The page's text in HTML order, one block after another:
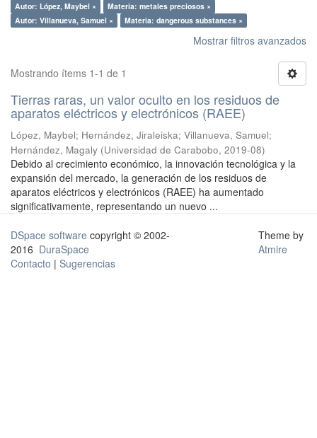
Autor: López, Maybel ×
Materia: metales preciosos ×
Autor: Villanueva, Samuel ×
Materia: dangerous substances ×
Mostrar filtros avanzados
Mostrando ítems 1-1 de 1
Tierras raras, un valor oculto en los residuos de
aparatos eléctricos y electrónicos (RAEE)
López, Maybel; Hernández, Jiraleiska; Villanueva, Samuel;
Hernández, Magaly (Universidad de Carabobo, 2019-08)
Debido al crecimiento económico, la innovación tecnológica y la
expansión del mercado, la generación de los residuos de
aparatos eléctricos y electrónicos (RAEE) ha aumentado
significativamente, representando un nuevo ...
DSpace software copyright © 2002-
2016 DuraSpace
Contacto | Sugerencias
Theme by
Atmire